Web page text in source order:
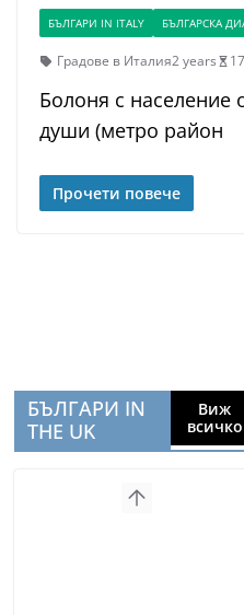
БЪЛГАРИ IN ITALY БЪЛГАРСКА
Градове в Италия2 years
Болоня с население
души (метро район
Прочети повече
БЪЛГАРИ IN
THE UK
Виж
всичко